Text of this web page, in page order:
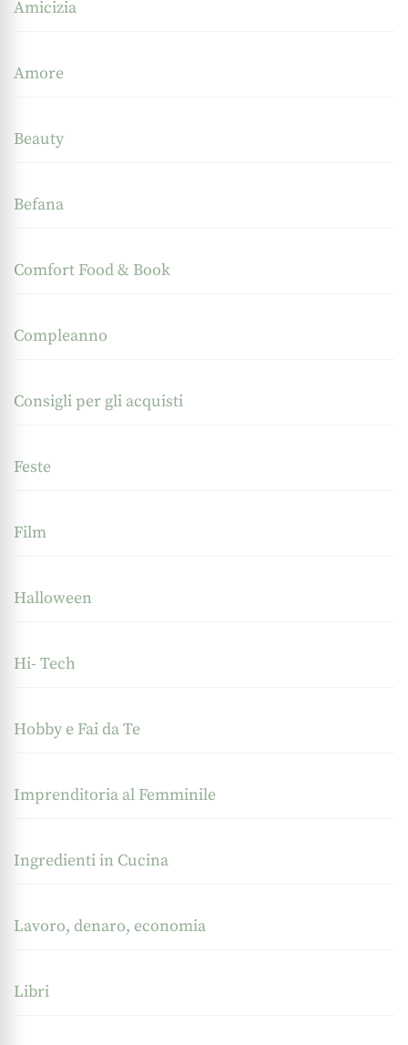
Amicizia
Amore
Beauty
Befana
Comfort Food & Book
Compleanno
Consigli per gli acquisti
Feste
Film
Halloween
Hi- Tech
Hobby e Fai da Te
Imprenditoria al Femminile
Ingredienti in Cucina
Lavoro, denaro, economia
Libri